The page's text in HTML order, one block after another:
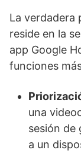
La verdadera
reside en la
app Google
funciones
una
sesión de
a un